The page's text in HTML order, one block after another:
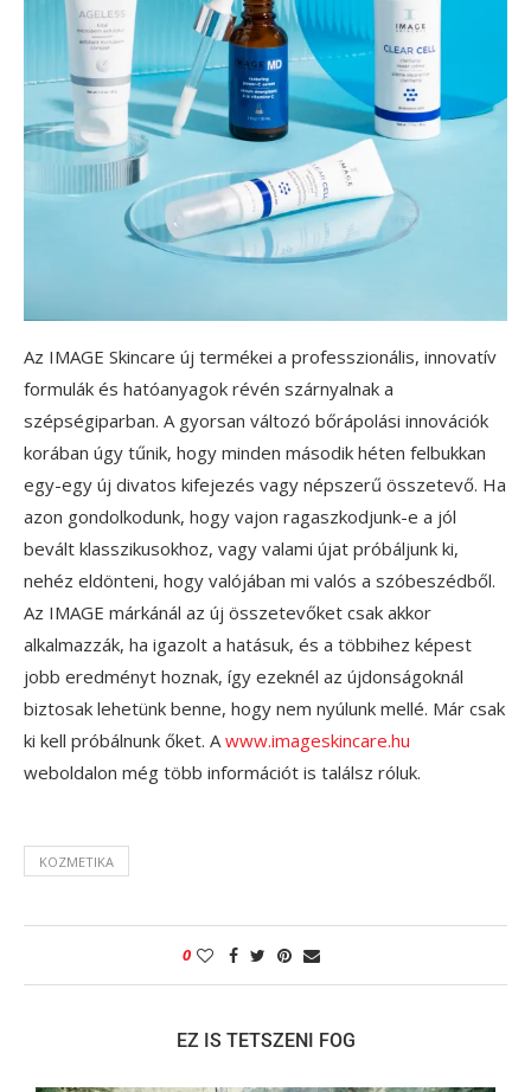
Az IMAGE Skincare új termékei a professzionális, innovatív
formulák és hatóanyagok révén szárnyalnak a
szépségiparban. A gyorsan változó bőrápolási innovációk
korában úgy tűnik, hogy minden második héten felbukkan
egy-egy új divatos kifejezés vagy népszerű összetevő. Ha
azon gondolkodunk, hogy vajon ragaszkodjunk-e a jól
bevált klasszikusokhoz, vagy valami újat próbáljunk ki,
nehéz eldönteni, hogy valójában mi valós a szóbeszédből.
Az IMAGE márkánál az új összetevőket csak akkor
alkalmazzák, ha igazolt a hatásuk, és a többihez képest
jobb eredményt hoznak, így ezeknél az újdonságoknál
biztosak lehetünk benne, hogy nem nyúlunk mellé. Már csak
ki kell próbálnunk őket. Awww.imageskincare.hu
weboldalon még több információt is találsz róluk.
KOZMETIKA
0
EZ IS TETSZENI FOG